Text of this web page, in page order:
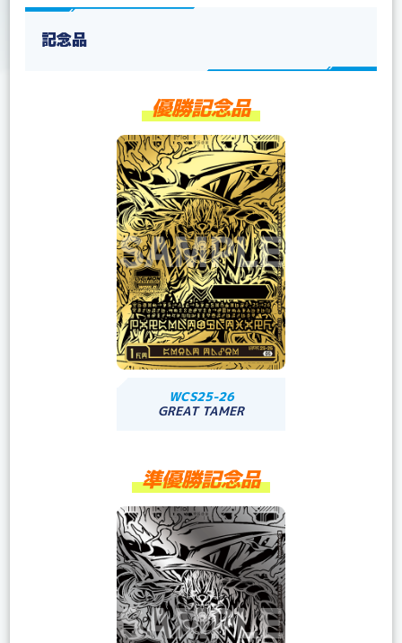
記念品
優勝記念品
WCS25-26
GREAT TAMER
準優勝記念品